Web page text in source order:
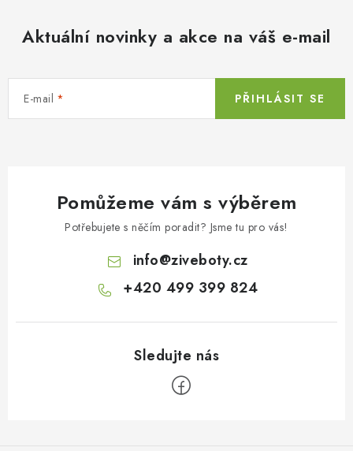
Aktuální novinky a akce na váš e-mail
E-mail PŘIHLÁSIT SE
Pomůžeme vám s výběrem
Potřebujete s něčím poradit? Jsme tu pro vás!
info@ziveboty.cz
+420 499 399 824